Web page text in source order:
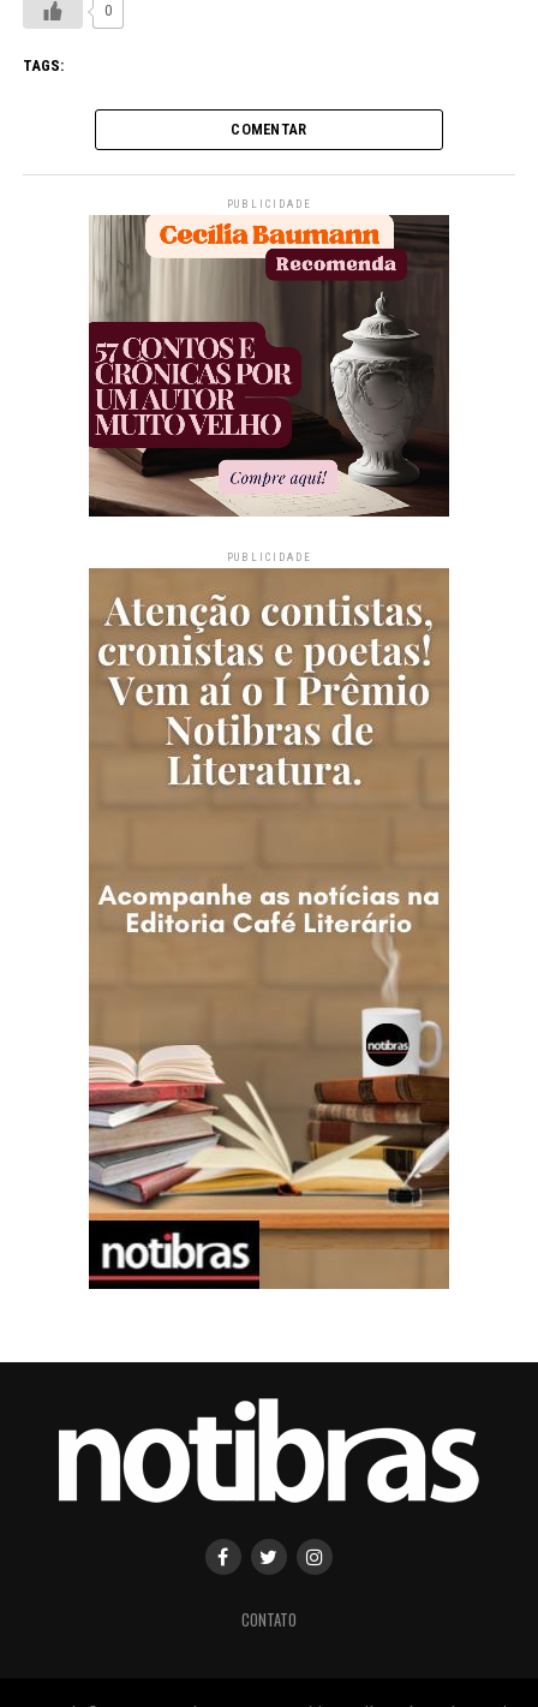
0
TAGS:
COMENTAR
PUBLICIDADE
PUBLICIDADE
CONTATO